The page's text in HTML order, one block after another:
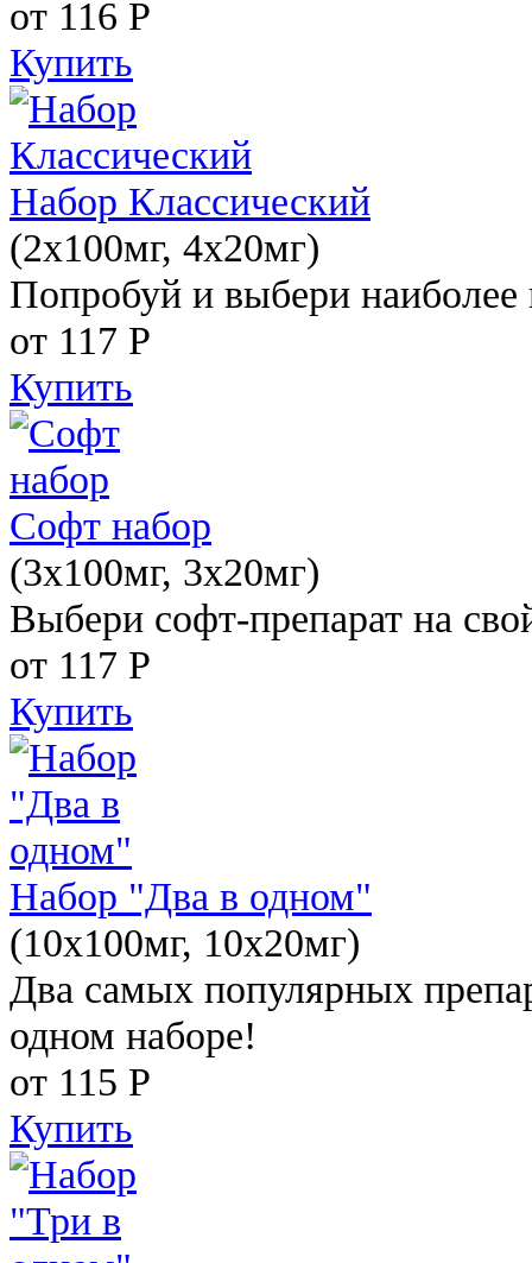
от 116 Р
Купить
Набор Классический
(2x100мг, 4x20мг)
Попробуй и выбери наиболее
от 117 Р
Купить
Софт набор
(3x100мг, 3x20мг)
Выбери софт-препарат на
от 117 Р
Купить
Набор "Два в одном"
(10x100мг, 10x20мг)
Два самых популярных
одном наборе!
от 115 Р
Купить